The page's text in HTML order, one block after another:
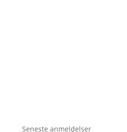
Seneste anmeldelser